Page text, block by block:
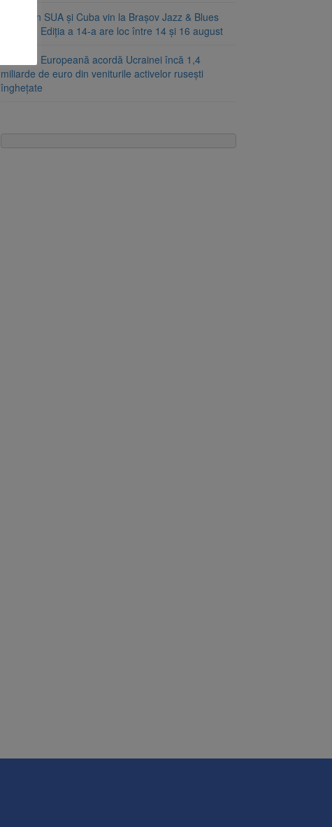
Artiști din SUA și Cuba vin la Brașov Jazz & Blues
Festival. Ediția a 14-a are loc între 14 și 16 august
Uniunea Europeană acordă Ucrainei încă 1,4
miliarde de euro din veniturile activelor rusești
înghețate